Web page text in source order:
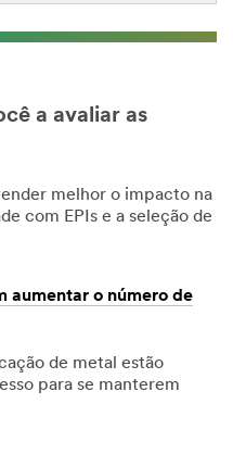
a avaliar as
melhor o impacto na
com EPIs e a seleção de
aumentar o número de
de metal estão
para se manterem